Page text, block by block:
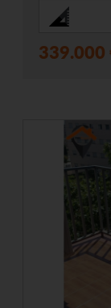
339.000